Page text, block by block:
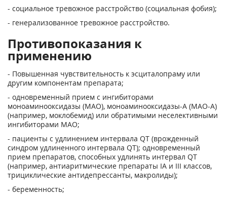
- социальное тревожное расстройство (социальная фобия);
- генерализованное тревожное расстройство.
Противопоказания к
применению
- Повышенная чувствительность к эсциталопраму или
другим компонентам препарата;
- одновременный прием с ингибиторами
моноаминооксидазы (МАО), моноаминооксидазы-А (МАО-А)
(например, моклобемид) или обратимыми неселективными
ингибиторами МАО;
- пациенты с удлинением интервала QT (врожденный
синдром удлиненного интервала QT); одновременный
прием препаратов, способных удлинять интервал QT
(например, антиаритмические препараты IA и III классов,
трициклические антидепрессанты, макролиды);
- беременность;